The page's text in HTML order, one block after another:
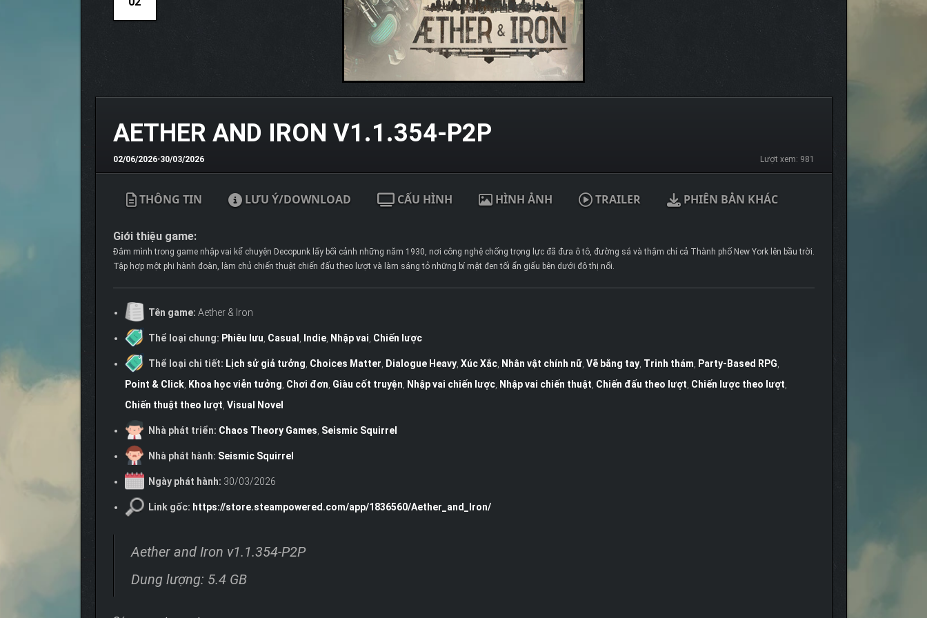
AETHER AND IRON V1.1.354-P2P
02/06/2026•30/03/2026 Lượt xem: 981
THÔNG TIN LƯU Ý/DOWNLOAD CẤU HÌNH HÌNH ẢNH TRAILER PHIÊN BẢN KHÁC
Giới thiệu game:
Đắm mình trong game nhập vai kể chuyện Decopunk lấy bối cảnh những năm 1930, nơi công nghệ chống trọng lực đã đưa ô tô, đường sá và thậm chí cả Thành phố New York lên bầu trời.
Tập hợp một phi hành đoàn, làm chủ chiến thuật chiến đấu theo lượt và làm sáng tỏ những bí mật đen tối ẩn giấu bên dưới đô thị nổi.
Tên game: Aether & Iron
Thể loại chung: Phiêu lưu Casual Indie, Nhập vai Chiến lược
Thể loại chi tiết: Lịch sử giả tưởng Choices Matter Dialogue Heavy, Xúc Xắc, Nhân vật chính nữ, Vẽ bằng tay, Trinh thám Party-Based RPG
Point & Click, Khoa học viễn tưởng Chơi đơn Giàu cốt truyện Nhập vai chiến lược, Nhập vai chiến thuật Chiến đấu theo lượt Chiến lược theo lượt
Chiến thuật theo lượt Visual Novel
Nhà phát triển: Chaos Theory Games Seismic Squirrel
Nhà phát hành: Seismic Squirrel
Ngày phát hành: 30/03/2026
Link gốc: https://store.steampowered.com/app/1836560/Aether_and_Iron/
Aether and Iron v1.1.354-P2P
Dung lượng: 5.4 GB